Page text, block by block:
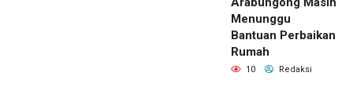
Menunggu
Bantuan Perbaikan
Rumah
10 Redaksi